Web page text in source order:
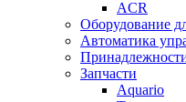
ACR
Оборудование
Автоматика
Запчасти
Aquario